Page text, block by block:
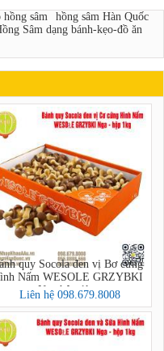
hồng sâm
hồng sâm Hàn Quốc
Sâm dạng bánh-kẹo-đồ ăn
quy Socola đen vị Bơ cứng
Nấm WESOLE GRZYBKI
Nga hộp 1kg
Liên hệ 098.679.8008